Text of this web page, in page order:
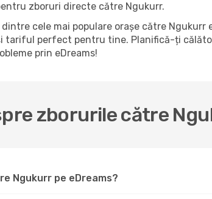
zboruri directe către Ngukurr.
cele mai populare orașe către
tariful perfect pentru tine. Planifică-ți
prin eDreams!
zborurile către
Ngukurr pe eDreams?